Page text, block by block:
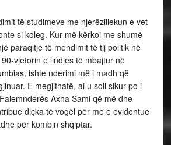
të studimeve me njerëzillekun e vet
si koleg. Kur më kërkoi me shumë
paraqitje të mendimit të tij politik në
vjetorin e lindjes të mbajtur në
ishte nderimi më i madh që
E megjithatë, ai u soll sikur po i
Axha Sami që më dhe
diçka të vogël për me e evidentue
për kombin shqiptar.